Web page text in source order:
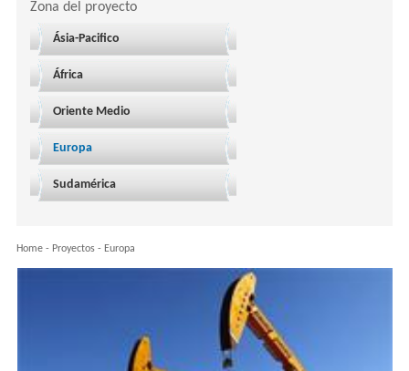
Zona del proyecto
Ásia-Pacifico
África
Oriente Medio
Europa
Sudamérica
Home- Proyectos- Europa